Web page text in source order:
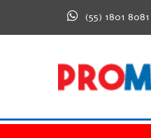
(55) 1801 8081